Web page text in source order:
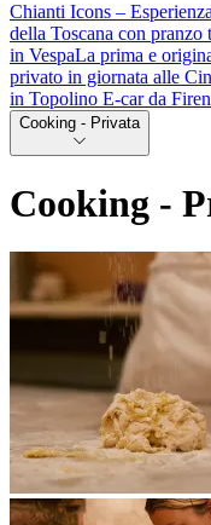
Chianti Icons –
della Toscana con pranzo
in VespaLa prima e
privato in giornata alle
in Topolino E-car da
Cooking - Privata
Cooking -